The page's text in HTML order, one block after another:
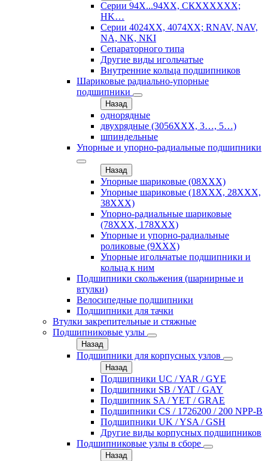
Серии 94Х...94ХХ, СКХХХХХХ;
HK…
Серии 4024ХХ, 4074ХХ; RNAV, NAV,
NA, NK, NKI
Сепараторного типа
Другие виды игольчатые
Внутренние кольца подшипников
Шариковые радиально-упорные
подшипники
Назад
однорядные
двухрядные (3056ХХХ, 3…, 5…)
шпиндельные
Упорные и упорно-радиальные подшипники
Назад
Упорные шариковые (08XXX)
Упорные шариковые (18XXX, 28XXХ,
38ХХХ)
Упорно-радиальные шариковые
(78XXX, 178ХХХ)
Упорные и упорно-радиальные
роликовые (9ХХХ)
Упорные игольчатые подшипники и
кольца к ним
Подшипники скольжения (шарнирные и
втулки)
Велосипедные подшипники
Подшипники для тачки
Втулки закрепительные и стяжные
Подшипниковые узлы
Назад
Подшипники для корпусных узлов
Назад
Подшипники UC / YAR / GYE
Подшипники SB / YAT / GAY
Подшипник SA / YET / GRAE
Подшипники CS / 1726200 / 200 NPP-B
Подшипники UK / YSA / GSH
Другие виды корпусных подшипников
Подшипниковые узлы в сборе
Назад